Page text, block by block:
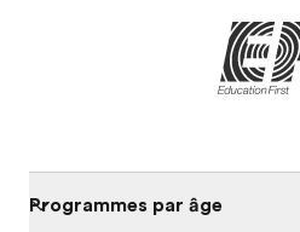
Programmes par âge